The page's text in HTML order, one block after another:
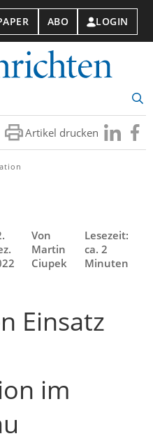
ABO LOGIN
Artikel drucken Besuchen
Sie
Sie
Von
Martin
Ciupek
Lesezeit:
ca. 2
Minuten
Einsatz
im